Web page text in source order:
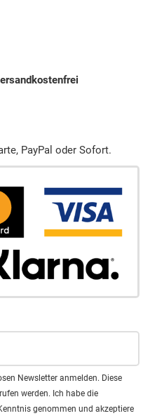
PayPal oder Sofort.
Newsletter anmelden. Diese
werden. Ich habe die
genommen und akzeptiere